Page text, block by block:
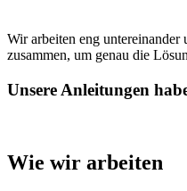
Wir arbeiten eng
zusammen, um genau die
Unsere Anleitungen
Wie wir arbeiten